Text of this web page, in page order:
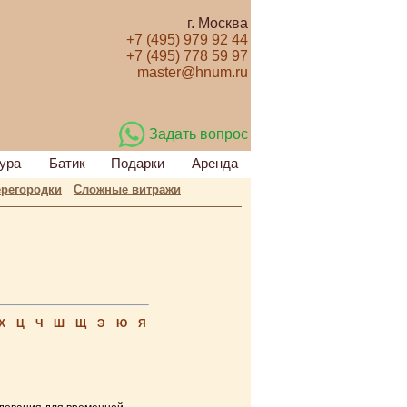
г. Москва
+7 (495) 979 92 44
+7 (495) 778 59 97
master@hnum.ru
Задать вопрос
Батик Подарки Аренда
Сложные витражи
Ц Ч Ш Щ Э Ю Я